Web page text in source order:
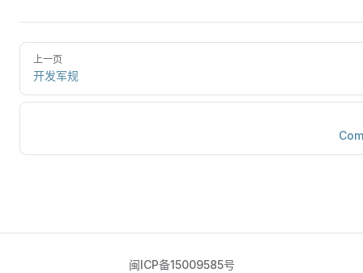
上一页
开发军规
闽ICP备15009585号